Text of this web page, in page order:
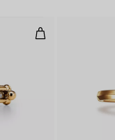
Ring mit